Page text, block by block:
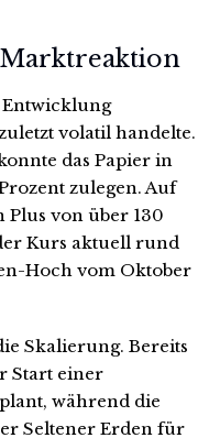
Entwicklung
volatil handelte.
das Papier in
zulegen. Auf
Plus von über 130
Kurs aktuell rund
Hoch vom Oktober
Skalierung. Bereits
Start einer
während die
Seltener Erden für